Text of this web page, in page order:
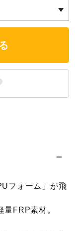
フォーム」が飛
量FRP素材。